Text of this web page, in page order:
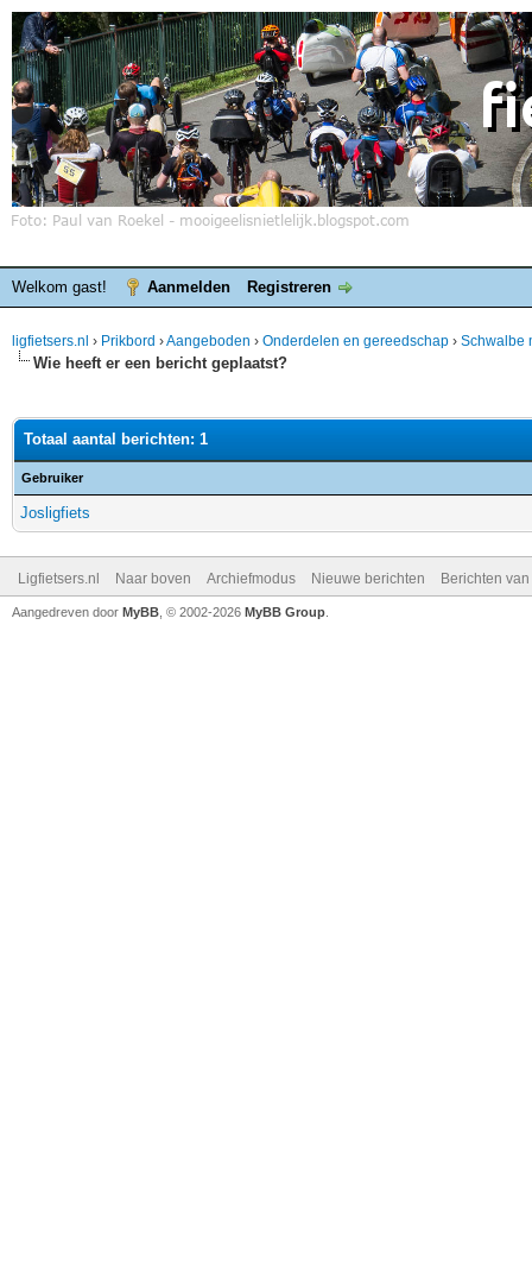
Welkom gast! Aanmelden Registreren
ligfietsers.nl › Prikbord ›Aangeboden › Onderdelen en gereedschap › Schwalbe
Wie heeft er een bericht geplaatst?
Totaal aantal berichten: 1
Gebruiker
Josligfiets
Ligfietsers.nl Naar boven Archiefmodus Nieuwe berichten Berichten
Aangedreven door MyBB , © 2002-2026 MyBB Group